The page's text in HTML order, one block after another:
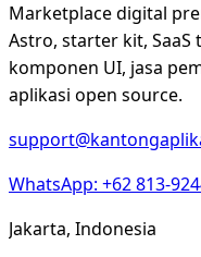
Marketplace digital
Astro, starter kit,
komponen UI, jasa
aplikasi open source.
WhatsApp: +62 813-
Jakarta, Indonesia